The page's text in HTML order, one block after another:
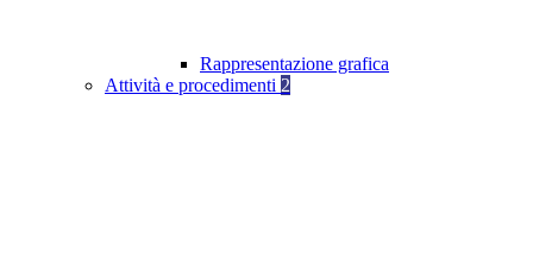
Rappresentazione grafica
Attività e procedimenti 2